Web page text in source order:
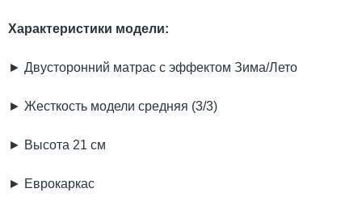
Характеристики модели:
► Двусторонний матрас с эффектом Зима/Лето
► Жесткость модели средняя (3/3)
► Высота 21 см
► Еврокаркас